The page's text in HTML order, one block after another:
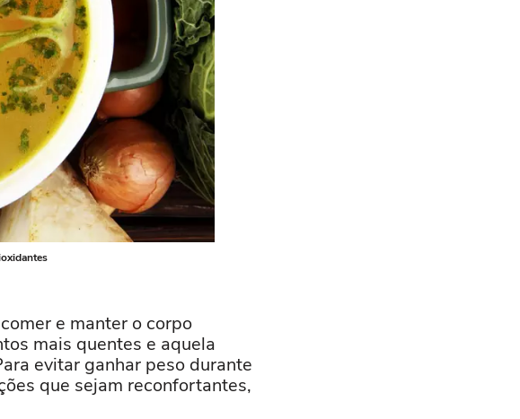
e manter o corpo
mais quentes e aquela
evitar ganhar peso durante
que sejam reconfortantes,